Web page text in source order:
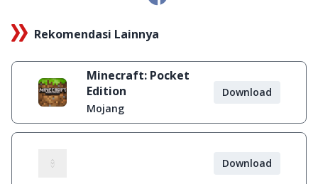
Rekomendasi Lainnya
Minecraft: Pocket
Edition
Mojang
Download
Download